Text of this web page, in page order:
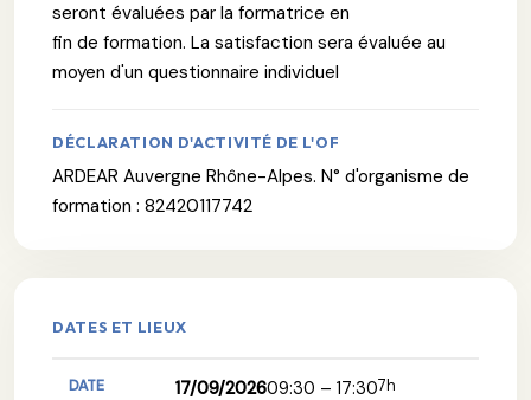
seront évaluées par la formatrice en
fin de formation. La satisfaction sera évaluée au
moyen d'un questionnaire individuel
DÉCLARATION D'ACTIVITÉ DE L'OF
ARDEAR Auvergne Rhône-Alpes. N° d'organisme de
formation : 82420117742
DATES ET LIEUX
17/09/202609:30 – 17:307h